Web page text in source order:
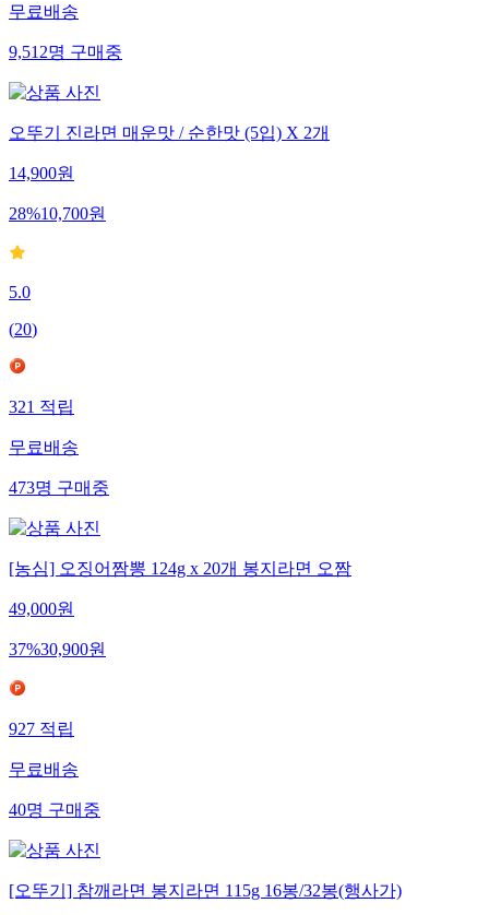
무료배송
9,512명구매중
오뚜기 진라면 매운맛 / 순한맛 (5입) X 2개
14,900원
28%10,700원
5.0
(20)
321적립
무료배송
473명구매중
[농심] 오징어짬뽕 124g x 20개 봉지라면 오짬
49,000원
37%30,900원
927적립
무료배송
40명구매중
[오뚜기] 참깨라면 봉지라면 115g 16봉/32봉(행사가)